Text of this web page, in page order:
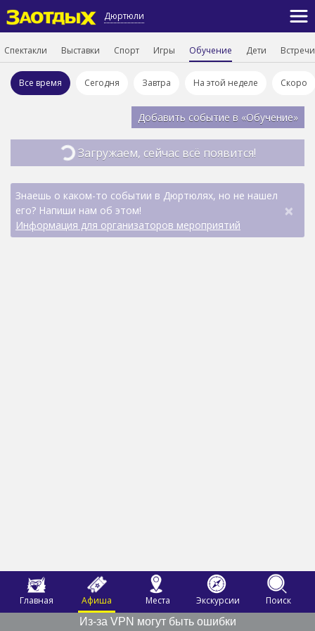
Дюртюли
Главная Афиша Места Экскурсии
Поиск
Из-за VPN могут быть ошибки
Спектакли Выставки Спорт Игры Обучение Дети Встречи
Все время Сегодня Завтра На этой неделе Скоро
Добавить событие в «Обучение»
Загружаем, сейчас всё появится!
Знаешь о каком-то событии в Дюртюлях, но не нашел
его? Напиши нам об этом!
Информация для организаторов мероприятий
×